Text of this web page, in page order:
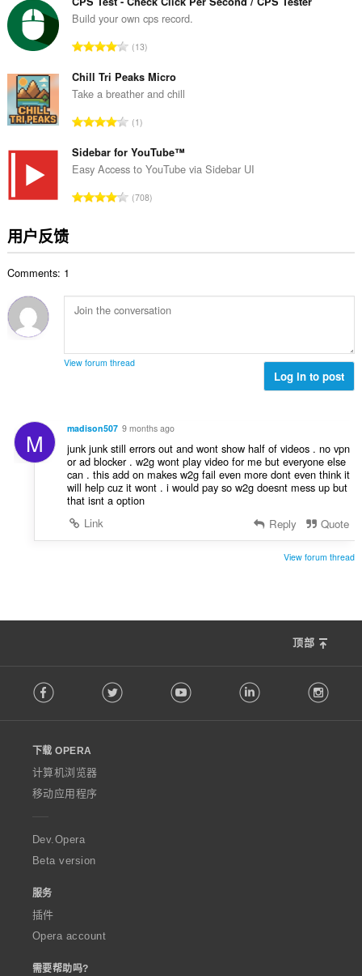
次
：
Build your own cps record.
总
分
次
：
13
Chill Tri Peaks Micro
Take a breather and chill
总
分
次
：
1
Sidebar for YouTube™
Easy Access to YouTube via Sidebar UI
总708
用户反馈
Comments: 1
View forum thread
Log in to post
M madison507 9 months ago
junk junk still errors out and wont show half of videos . no vpn
or ad blocker . w2g wont play video for me but everyone else
can . this add on makes w2g fail even more dont even think it
will help cuz it wont . i would pay so w2g doesnt mess up but
that isnt a option
Link
Reply Quote
View forum thread
顶部
o
w
O
p
e
a
Facebook Twitter Youtube LinkedIn
下载 OPERA
计算机浏览器
移动应用程序
Dev.Opera
Beta version
服务
插件
Opera account
需要帮助吗?